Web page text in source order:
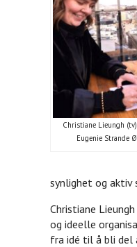
Christiane Lieungh
Eugenie Strande
synlighet og aktiv
Christiane
og ideelle
fra idé til å bli del